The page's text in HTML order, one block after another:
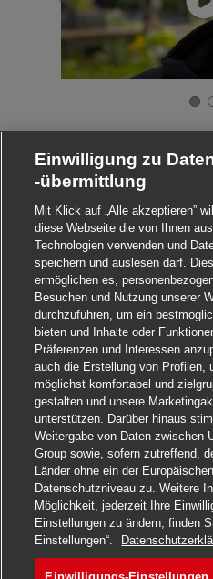
Einwilligung zu
-übermittlung
Mit Klick auf „Alle akzeptieren”
diese Webseite die von Ihnen
Technologien verwenden und
speichern und auslesen darf.
ermöglichen es,
Besuchen und Nutzung unserer
durchzuführen, um ein
bieten und Inhalte oder
Präferenzen und Interessen
auch die Erstellung von Profilen,
möglichst komfortabel und
gestalten und unsere
unterstützen. Darüber hinaus
Weitergabe von Daten zwischen
Group sowie, sofern zutreffend,
Länder ohne ein der
Datenschutzniveau zu. Weitere
Möglichkeit, jederzeit Ihre
Einstellungen zu ändern, finden
Einstellungen“.